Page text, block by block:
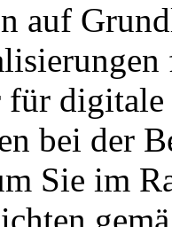
auf
für
bei der
Sie im